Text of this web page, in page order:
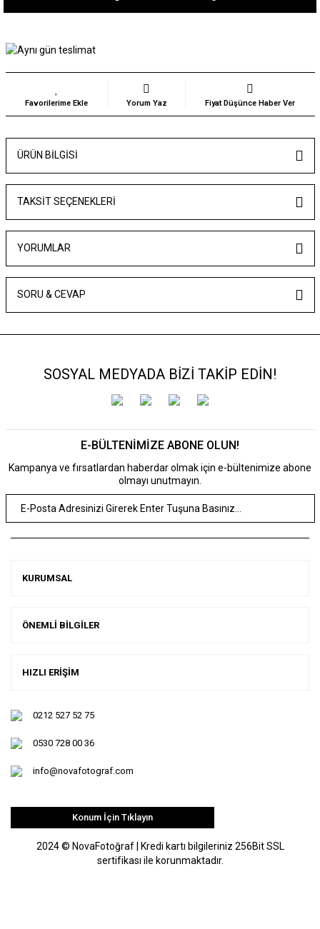
Yorum Yaz Fiyat Düşünce Haber Ver
ÜRÜN BILGISI
TAKSIT SEÇENEKLERI
YORUMLAR
SORU & CEVAP
SOSYAL MEDYADA BİZİ TAKİP EDİN!
E-BÜLTENİMİZE ABONE OLUN!
Kampanya ve fırsatlardan haberdar olmak için e-bültenimize abone
olmayı unutmayın.
KURUMSAL
ÖNEMLİ BİLGİLER
HIZLI ERİŞİM
0212 527 52 75
0530 728 00 36
info@novafotograf.com
Konum İçin Tıklayın
2024 © NovaFotoğraf | Kredi kartı bilgileriniz 256Bit SSL
sertifikası ile korunmaktadır.